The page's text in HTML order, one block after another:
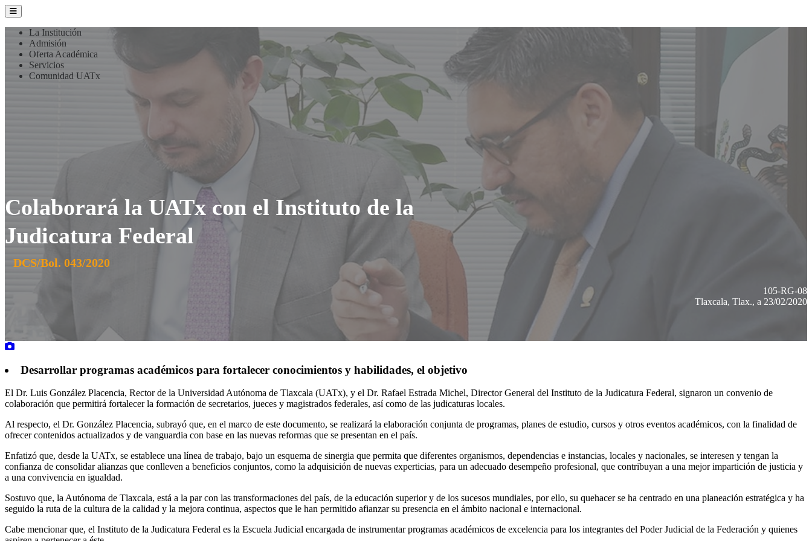
La Institución
Admisión
Oferta Académica
Servicios
Comunidad UATx
Colaborará la UATx con el Instituto de la
Judicatura Federal
DCS/Bol. 043/2020
105-RG-08
Tlaxcala, Tlax., a 23/02/2020
Desarrollar programas académicos para fortalecer conocimientos y habilidades, el objetivo
El Dr. Luis González Placencia, Rector de la Universidad Autónoma de Tlaxcala (UATx), y el Dr. Rafael Estrada Michel, Director General del Instituto de la Judicatura Federal, signaron un convenio de
colaboración que permitirá fortalecer la formación de secretarios, jueces y magistrados federales, así como de las judicaturas locales.
Al respecto, el Dr. González Placencia, subrayó que, en el marco de este documento, se realizará la elaboración conjunta de programas, planes de estudio, cursos y otros eventos académicos, con la finalidad de
ofrecer contenidos actualizados y de vanguardia con base en las nuevas reformas que se presentan en el país.
Enfatizó que, desde la UATx, se establece una línea de trabajo, bajo un esquema de sinergia que permita que diferentes organismos, dependencias e instancias, locales y nacionales, se interesen y tengan la
confianza de consolidar alianzas que conlleven a beneficios conjuntos, como la adquisición de nuevas experticias, para un adecuado desempeño profesional, que contribuyan a una mejor impartición de justicia y
a una convivencia en igualdad.
Sostuvo que, la Autónoma de Tlaxcala, está a la par con las transformaciones del país, de la educación superior y de los sucesos mundiales, por ello, su quehacer se ha centrado en una planeación estratégica y ha
seguido la ruta de la cultura de la calidad y la mejora continua, aspectos que le han permitido afianzar su presencia en el ámbito nacional e internacional.
Cabe mencionar que, el Instituto de la Judicatura Federal es la Escuela Judicial encargada de instrumentar programas académicos de excelencia para los integrantes del Poder Judicial de la Federación y quienes